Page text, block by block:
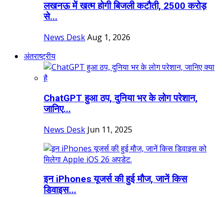
लखनऊ में खत्म होगी बिजली कटौती, 2500 करोड़
से...
News DeskAug 1, 2026
अंतराष्ट्रीय
ChatGPT हुआ ठप, दुनिया भर के लोग परेशान,
जानिए...
News Desk Jun 11, 2025
इन iPhones यूजर्स की हुई मौज, जानें क‍िस
ड‍िवाइस...